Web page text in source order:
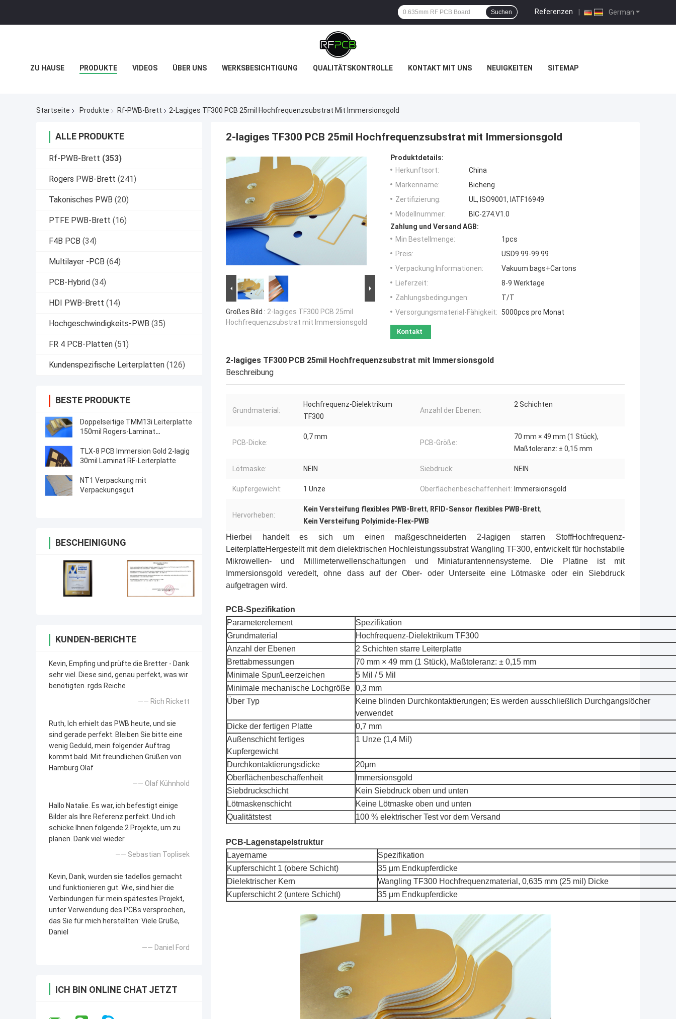
German
Referenzen |
Suchen
ZU HAUSE PRODUKTE VIDEOS ÜBER UNS WERKSBESICHTIGUNG QUALITÄTSKONTROLLE KONTAKT MIT UNS NEUIGKEITEN SITEMAP
Startseite Produkte Rf-PWB-Brett 2-Lagiges TF300 PCB 25mil Hochfrequenzsubstrat Mit Immersionsgold
ALLE PRODUKTE
Rf-PWB-Brett (353)
Rogers PWB-Brett (241)
Takonisches PWB (20)
PTFE PWB-Brett (16)
F4B PCB (34)
Multilayer -PCB (64)
PCB-Hybrid (34)
HDI PWB-Brett (14)
Hochgeschwindigkeits-PWB (35)
FR 4 PCB-Platten (51)
Kundenspezifische Leiterplatten (126)
BESTE PRODUKTE
Doppelseitige TMM13i Leiterplatte
150mil Rogers-Laminat
TLX-8 PCB Immersion Gold 2-lagig
30mil Laminat RF-Leiterplatte
NT1 Verpackung mit
Verpackungsgut
BESCHEINIGUNG
KUNDEN-BERICHTE
Kevin, Empfing und prüfte die Bretter - Dank
sehr viel. Diese sind, genau perfekt, was wir
benötigten. rgds Reiche
—— Rich Rickett
Ruth, Ich erhielt das PWB heute, und sie
sind gerade perfekt. Bleiben Sie bitte eine
wenig Geduld, mein folgender Auftrag
kommt bald. Mit freundlichen Grüßen von
Hamburg Olaf
—— Olaf Kühnhold
Hallo Natalie. Es war, ich befestigt einige
Bilder als Ihre Referenz perfekt. Und ich
schicke Ihnen folgende 2 Projekte, um zu
planen. Dank viel wieder
—— Sebastian Toplisek
Kevin, Dank, wurden sie tadellos gemacht
und funktionieren gut. Wie, sind hier die
Verbindungen für mein spätestes Projekt,
unter Verwendung des PCBs versprochen,
das Sie für mich herstellten: Viele Grüße,
Daniel
—— Daniel Ford
ICH BIN ONLINE CHAT JETZT
2-lagiges TF300 PCB 25mil Hochfrequenzsubstrat mit Immersionsgold
Großes Bild : 2-lagiges TF300 PCB 25mil
Hochfrequenzsubstrat mit Immersionsgold
Produktdetails:
Herkunftsort:
China
Markenname:
Bicheng
Zertifizierung:
UL, ISO9001, IATF16949
Modellnummer:
BIC-274.V1.0
Zahlung und Versand AGB:
Min Bestellmenge:
1pcs
Preis:
USD9.99-99.99
Verpackung Informationen:
Vakuum bags+Cartons
Lieferzeit:
8-9 Werktage
Zahlungsbedingungen:
T/T
Versorgungsmaterial-Fähigkeit:
5000pcs pro Monat
Kontakt
2-lagiges TF300 PCB 25mil Hochfrequenzsubstrat mit Immersionsgold
Beschreibung
Grundmaterial:
Hochfrequenz-Dielektrikum
TF300
Anzahl der Ebenen:
2 Schichten
PCB-Dicke:
0,7 mm
PCB-Größe:
70 mm × 49 mm (1 Stück),
Maßtoleranz: ± 0,15 mm
Lötmaske: NEIN Siebdruck: NEIN
Kupfergewicht: 1 Unze Oberflächenbeschaffenheit: Immersionsgold
Hervorheben:
Kein Versteifung flexibles PWB-Brett, RFID-Sensor flexibles PWB-Brett,
Kein Versteifung Polyimide-Flex-PWB
Hierbei handelt es sich um einen maßgeschneiderten 2-lagigen starren StoffHochfrequenz-
LeiterplatteHergestellt mit dem dielektrischen Hochleistungssubstrat Wangling TF300, entwickelt für hochstabile
Mikrowellen- und Millimeterwellenschaltungen und Miniaturantennensysteme. Die Platine ist mit
Immersionsgold veredelt, ohne dass auf der Ober- oder Unterseite eine Lötmaske oder ein Siebdruck
aufgetragen wird.
PCB-Spezifikation
Parameterelement
Spezifikation
Grundmaterial
Hochfrequenz-Dielektrikum TF300
Anzahl der Ebenen
2 Schichten starre Leiterplatte
Brettabmessungen
70 mm × 49 mm (1 Stück), Maßtoleranz: ± 0,15 mm
Minimale Spur/Leerzeichen
5 Mil / 5 Mil
Minimale mechanische Lochgröße
0,3 mm
Über Typ
Keine blinden Durchkontaktierungen; Es werden ausschließlich Durchgangslöcher
verwendet
Dicke der fertigen Platte
0,7 mm
Außenschicht fertiges
Kupfergewicht
1 Unze (1,4 Mil)
Durchkontaktierungsdicke
20μm
Oberflächenbeschaffenheit
Immersionsgold
Siebdruckschicht
Kein Siebdruck oben und unten
Lötmaskenschicht
Keine Lötmaske oben und unten
Qualitätstest
100 % elektrischer Test vor dem Versand
PCB-Lagenstapelstruktur
Layername
Spezifikation
Kupferschicht 1 (obere Schicht)
35 μm Endkupferdicke
Dielektrischer Kern
Wangling TF300 Hochfrequenzmaterial, 0,635 mm (25 mil) Dicke
Kupferschicht 2 (untere Schicht)
35 μm Endkupferdicke